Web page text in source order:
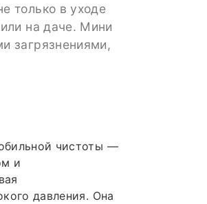
только в уходе
на даче. Мини
загрязнениями,
чистоты —
и
давления. Она